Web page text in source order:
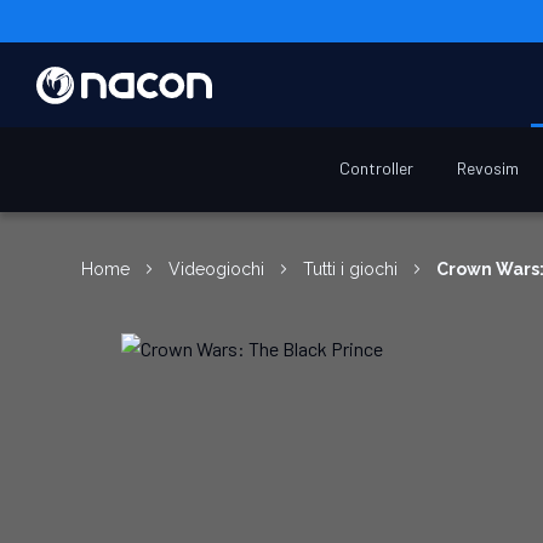
Controller Revosim
Home Videogiochi Tutti i giochi Crown